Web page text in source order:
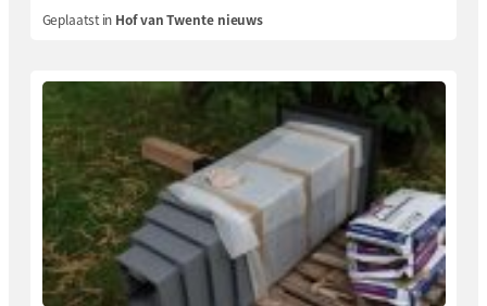
Geplaatst in Hof van Twente nieuws